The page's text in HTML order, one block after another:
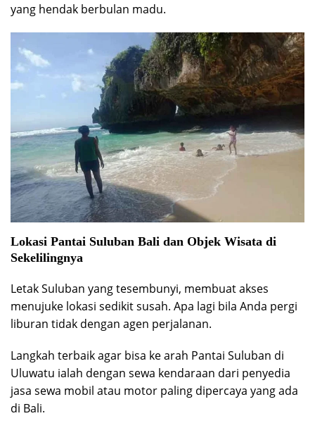
yang hendak berbulan madu.
Lokasi Pantai Suluban Bali dan Objek Wisata di
Sekelilingnya
Letak Suluban yang tesembunyi, membuat akses
menujuke lokasi sedikit susah. Apa lagi bila Anda pergi
liburan tidak dengan agen perjalanan.
Langkah terbaik agar bisa ke arah Pantai Suluban di
Uluwatu ialah dengan sewa kendaraan dari penyedia
jasa sewa mobil atau motor paling dipercaya yang ada
di Bali.